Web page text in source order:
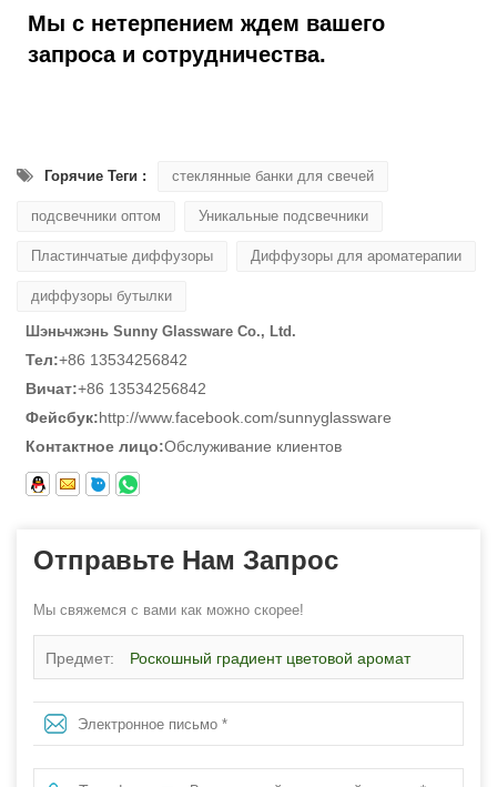
Мы с нетерпением ждем вашего
запроса и сотрудничества.
Горячие Теги : стеклянные банки для свечей
подсвечники оптом Уникальные подсвечники
Пластинчатые диффузоры Диффузоры для ароматерапии
диффузоры бутылки
Шэньчжэнь Sunny Glassware Co., Ltd.
Тел:+86 13534256842
Вичат:+86 13534256842
Фейсбук:http://www.facebook.com/sunnyglassware
Контактное лицо:Обслуживание клиентов
Отправьте Нам Запрос
Мы свяжемся с вами как можно скорее!
Предмет: Роскошный градиент цветовой аромат
стеклянная бутылка 150 мл пустые стеклянные
бутылки диффузора